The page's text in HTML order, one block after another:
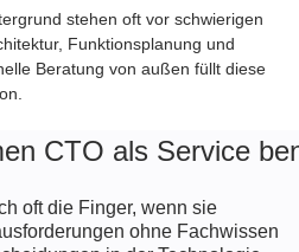
stehen oft vor schwierigen
Funktionsplanung und
Beratung von außen füllt diese
CTO als Service
oft die Finger, wenn sie
ohne Fachwissen